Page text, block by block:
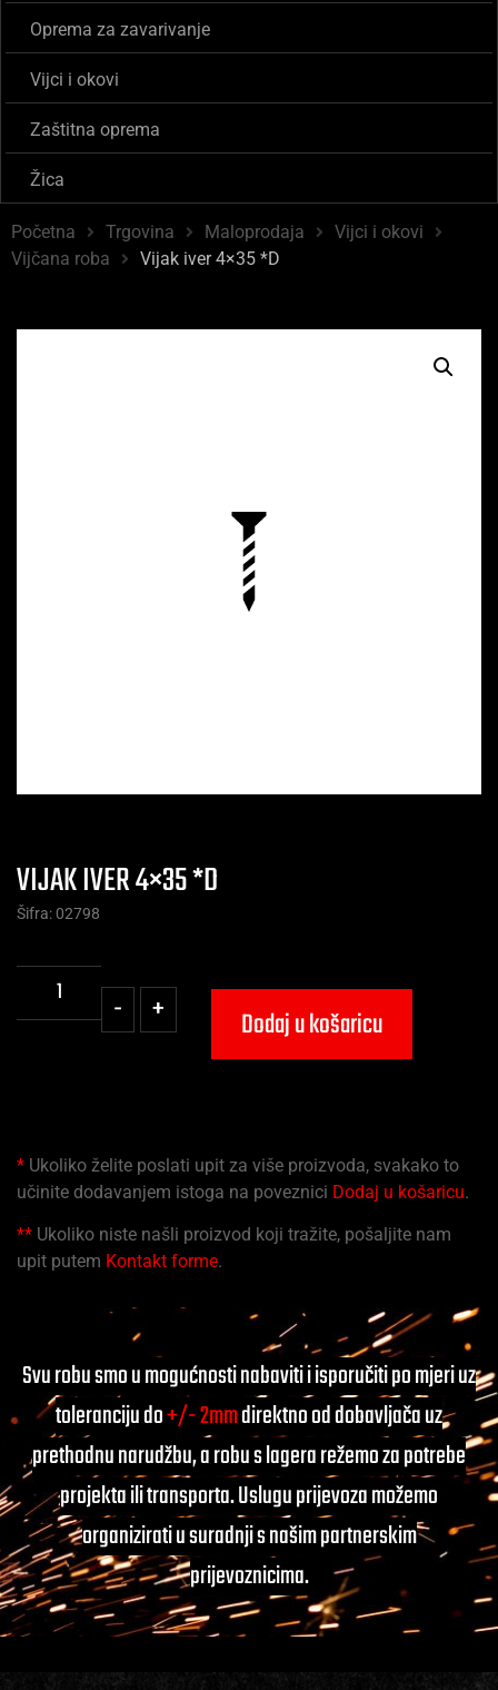
Oprema za zavarivanje
Vijci i okovi
Zaštitna oprema
Žica
Početna Trgovina Maloprodaja
Vijci i okovi
Vijčana roba
Vijak iver 4×35 *D
VIJAK IVER 4×35 *D
Šifra: 02798
- + Dodaj u košaricu
* Ukoliko želite poslati upit za više proizvoda, svakako to
učinite dodavanjem istoga na poveznici Dodaj u košaricu.
** Ukoliko niste našli proizvod koji tražite, pošaljite nam
upit putem Kontakt forme.
Svu robu smo u mogućnosti nabaviti i isporučiti po mjeri uz
toleranciju do+/- 2mmdirektno od dobavljača uz
prethodnu narudžbu, a robu s lagera režemo za potrebe
projekta ili transporta. Uslugu prijevoza možemo
organizirati u suradnji s našim partnerskim
prijevoznicima.